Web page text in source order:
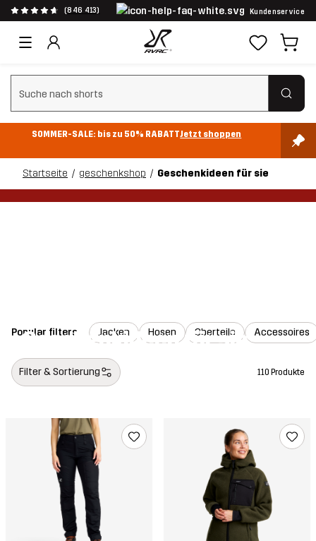
(846 413) Kundenservice
Suchfilter löschen
SOMMER-SALE: bis zu 50% RABATTJetzt shoppen
Startseite geschenkshop Geschenkideen für sie
Geschenkideen für sie
Popular filters Jacken Hosen Oberteile Accessoires
Filter & Sortierung 110 Produkte